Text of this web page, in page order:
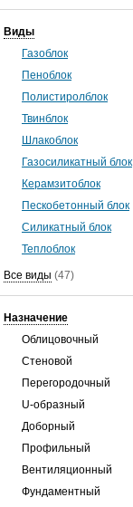
Виды
Газоблок
Пеноблок
Полистиролблок
Твинблок
Шлакоблок
Газосиликатный блок
Керамзитоблок
Пескобетонный блок
Силикатный блок
Теплоблок
Все виды (47)
Назначение
Облицовочный
Стеновой
Перегородочный
U-образный
Доборный
Профильный
Вентиляционный
Фундаментный